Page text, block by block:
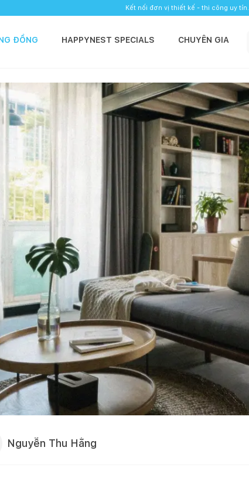
Kết nối đơn vị thiết kế - thi công uy tín.
ĐỒNG HAPPYNEST SPECIALS CHUYÊN GIA
Nguyễn Thu Hằng